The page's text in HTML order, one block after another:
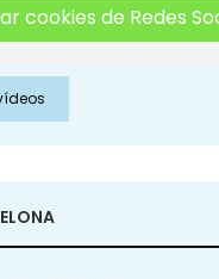
cookies de Redes